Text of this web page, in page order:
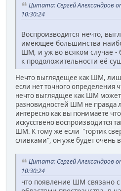
Цитата: Сергей Александров
10:30:24
Воспроизводится нечто,
имеющее большинства
ШМ, и уж во всяком случае -
к продоложительности её
Нечто выглядещее как ШМ,
если нет точного определения
нечто выглядщее как ШМ
разновидностей ШМ не правда
интересно как вы понимаете
искусствено воспроизводится
ШМ. К тому же если "тортик
сливками", он уже будет очень
Цитата: Сергей Александров
10:30:24
что появление ШМ связано